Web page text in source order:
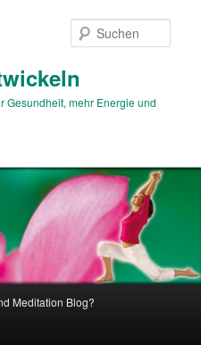
Gesundheit, mehr Energie und
Meditation Blog?